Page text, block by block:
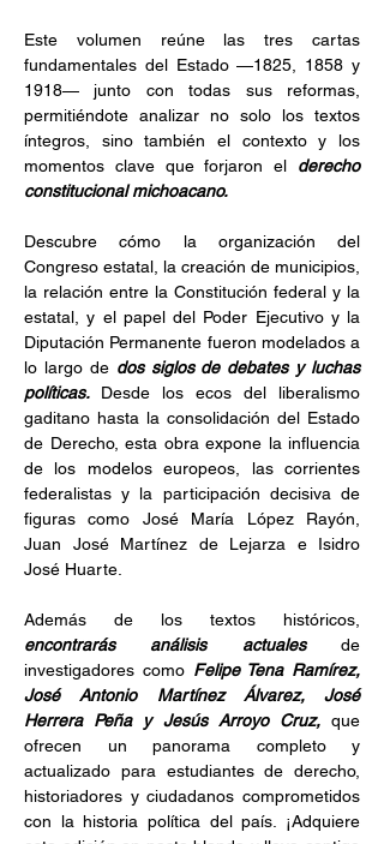
Este volumen reúne las tres cartas
fundamentales del Estado —1825, 1858 y
1918— junto con todas sus reformas,
permitiéndote analizar no solo los textos
íntegros, sino también el contexto y los
momentos clave que forjaron el derecho
constitucional michoacano.
Descubre cómo la organización del
Congreso estatal, la creación de municipios,
la relación entre la Constitución federal y la
estatal, y el papel del Poder Ejecutivo y la
Diputación Permanente fueron modelados a
lo largo de dos siglos de debates y luchas
políticas. Desde los ecos del liberalismo
gaditano hasta la consolidación del Estado
de Derecho, esta obra expone la influencia
de los modelos europeos, las corrientes
federalistas y la participación decisiva de
figuras como José María López Rayón,
Juan José Martínez de Lejarza e Isidro
José Huarte.
encontrarás análisis actuales de
investigadores como Felipe Tena Ramírez,
José Antonio Martínez Álvarez, José
Herrera Peña y Jesús Arroyo Cruz, que
ofrecen un panorama completo y
actualizado para estudiantes de derecho,
historiadores y ciudadanos comprometidos
con la historia política del país. ¡Adquiere